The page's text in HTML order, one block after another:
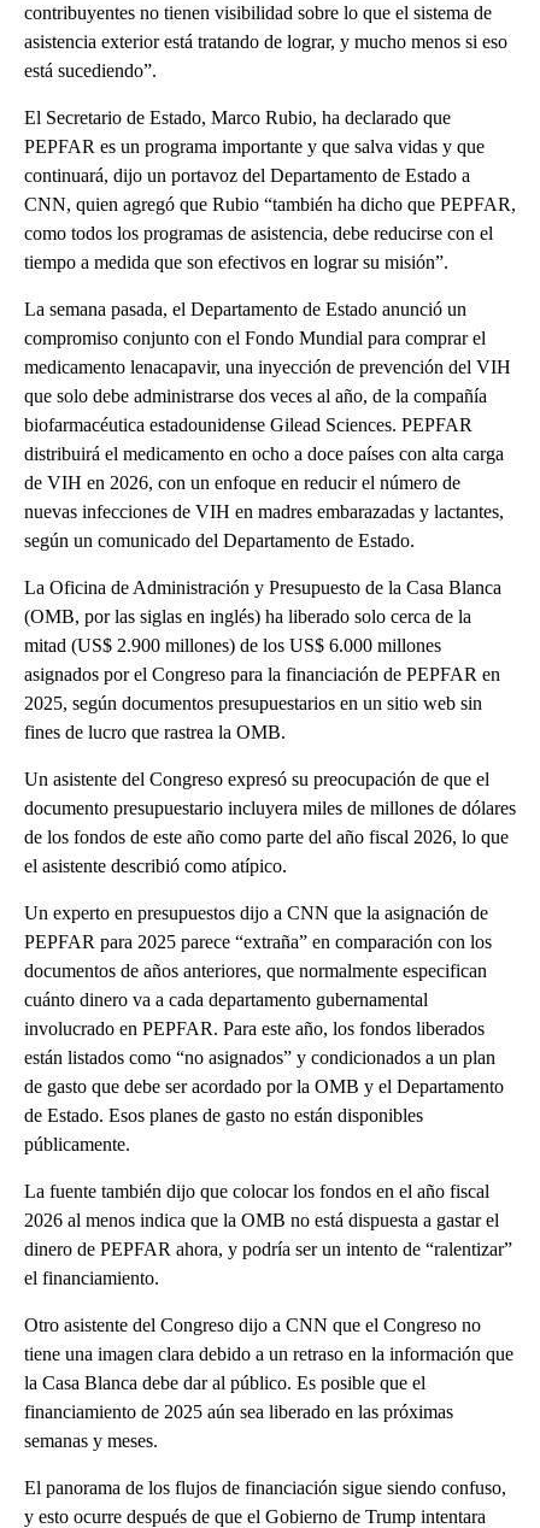
contribuyentes no tienen visibilidad sobre lo que el sistema de
asistencia exterior está tratando de lograr, y mucho menos si eso
está sucediendo”.
El Secretario de Estado, Marco Rubio, ha declarado que
PEPFAR es un programa importante y que salva vidas y que
continuará, dijo un portavoz del Departamento de Estado a
CNN, quien agregó que Rubio “también ha dicho que PEPFAR,
como todos los programas de asistencia, debe reducirse con el
tiempo a medida que son efectivos en lograr su misión”.
La semana pasada, el Departamento de Estado anunció un
compromiso conjunto con el Fondo Mundial para comprar el
medicamento lenacapavir, una inyección de prevención del VIH
que solo debe administrarse dos veces al año, de la compañía
biofarmacéutica estadounidense Gilead Sciences. PEPFAR
distribuirá el medicamento en ocho a doce países con alta carga
de VIH en 2026, con un enfoque en reducir el número de
nuevas infecciones de VIH en madres embarazadas y lactantes,
según un comunicado del Departamento de Estado.
La Oficina de Administración y Presupuesto de la Casa Blanca
(OMB, por las siglas en inglés) ha liberado solo cerca de la
mitad (US$ 2.900 millones) de los US$ 6.000 millones
asignados por el Congreso para la financiación de PEPFAR en
2025, según documentos presupuestarios en un sitio web sin
fines de lucro que rastrea la OMB.
Un asistente del Congreso expresó su preocupación de que el
documento presupuestario incluyera miles de millones de dólares
de los fondos de este año como parte del año fiscal 2026, lo que
el asistente describió como atípico.
Un experto en presupuestos dijo a CNN que la asignación de
PEPFAR para 2025 parece “extraña” en comparación con los
documentos de años anteriores, que normalmente especifican
cuánto dinero va a cada departamento gubernamental
involucrado en PEPFAR. Para este año, los fondos liberados
están listados como “no asignados” y condicionados a un plan
de gasto que debe ser acordado por la OMB y el Departamento
de Estado. Esos planes de gasto no están disponibles
públicamente.
La fuente también dijo que colocar los fondos en el año fiscal
2026 al menos indica que la OMB no está dispuesta a gastar el
dinero de PEPFAR ahora, y podría ser un intento de “ralentizar”
el financiamiento.
Otro asistente del Congreso dijo a CNN que el Congreso no
tiene una imagen clara debido a un retraso en la información que
la Casa Blanca debe dar al público. Es posible que el
financiamiento de 2025 aún sea liberado en las próximas
semanas y meses.
El panorama de los flujos de financiación sigue siendo confuso,
y esto ocurre después de que el Gobierno de Trump intentara